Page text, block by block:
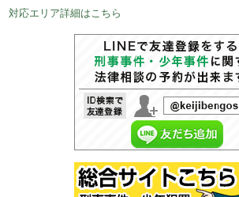
対応エリア詳細はこちら